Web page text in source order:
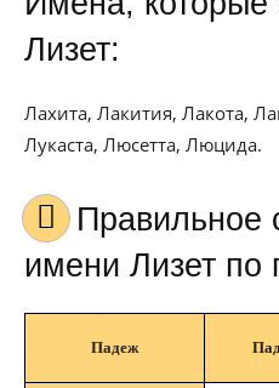
Лизет:
Лахита, Лакития, Лакота,
Лукаста, Люсетта, Люцида.
Правильное склонение
имени Лизет по
Падеж